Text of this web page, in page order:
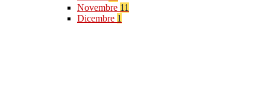
Novembre 11
Dicembre 1